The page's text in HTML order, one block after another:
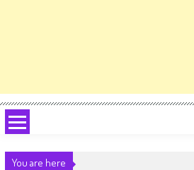
You are here